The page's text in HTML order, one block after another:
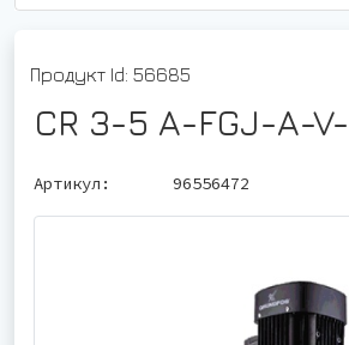
Продукт Id: 56685
CR 3-5 A-FGJ-A-
Артикул: 96556472